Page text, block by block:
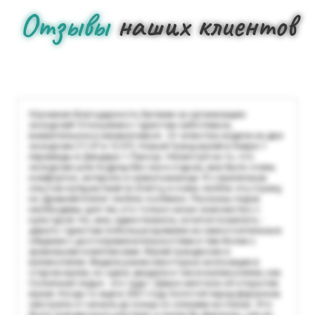
Отзывынаших клиентов
Огромная благодарность Евгении за организацию
экскурсий! Отношение к туристам заботливое,
внимательное и ненавязчивое . От агенства ездила на две
экскурсии (11.07 и 12.07): Новый Гранд музей в Каире +
пирамиды и Дендера + Луксор. Несмотря на то, что
экскурсии шли подряд без сна и отдыха, мне было очень
комфортно, интерсно и захватывающе. Я с приличным
опытом путешествий по Египту, и очень люблю эту страну,
но Древний Египет люблю особенно. Рассказы гидов
необходимы для тех, кто только начал знакомство с
культурой. Но, мне, единственное, хочется пожелать -
давать туристам побольше времени на самостоятельные
общение с достопримечательностями и тем-более с
храмовыми комплексами. Музей грандиозен и
великолепен. Видела ранее некоторые экспозиции в
старом музее, но здесь увидела и такое великолепие, как
Солнечная ладья - это чудо ! Давно мечтала об открытии
музея. Когда-то ещё в 2021 году Золотой парад фараонов
смотрела от начала до конца со слезами на глазах. Это